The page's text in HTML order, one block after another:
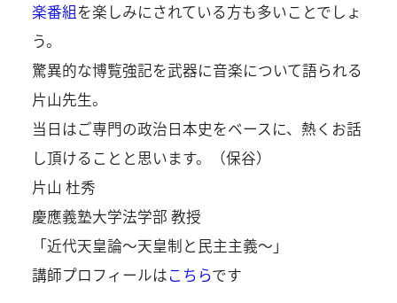
楽番組を楽しみにされている方も多いことでしょ
う。
驚異的な博覧強記を武器に音楽について語られる
片山先生。
当日はご専門の政治日本史をベースに、熱くお話
し頂けることと思います。（保谷）
片山 杜秀
慶應義塾大学法学部 教授
「近代天皇論～天皇制と民主主義～」
講師プロフィールはこちらです